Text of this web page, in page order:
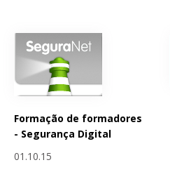
Formação de formadores
- Segurança Digital
01.10.15